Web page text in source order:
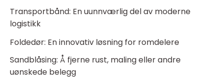
Transportbånd: En uunnværlig del av moderne
logistikk
Foldedør: En innovativ løsning for romdelere
Sandblåsing: Å fjerne rust, maling eller andre
uønskede belegg